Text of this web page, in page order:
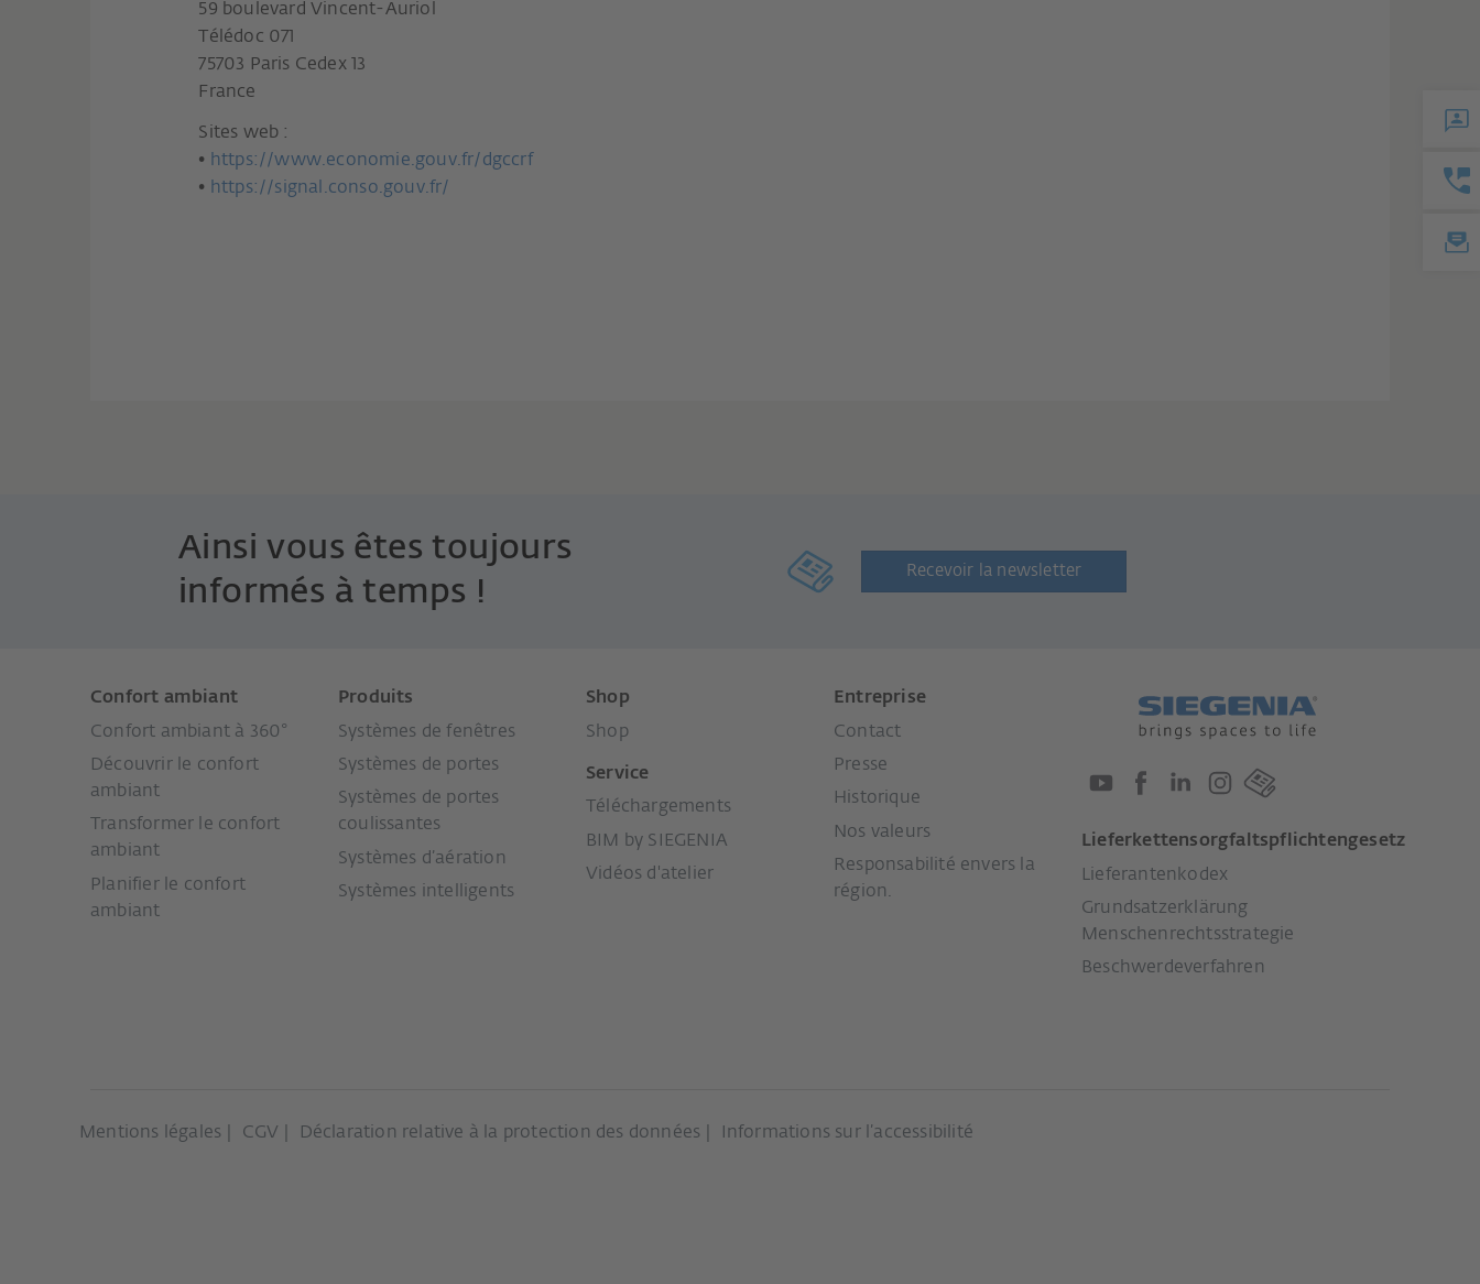
59 boulevard Vincent-Auriol
Télédoc 071
75703 Paris Cedex 13
France
Sites web :
• https://www.economie.gouv.fr/dgccrf
• https://signal.conso.gouv.fr/
Ainsi vous êtes toujours
informés à temps !
Recevoir la newsletter
Confort ambiant
Confort ambiant à 360°
Découvrir le confort
ambiant
Transformer le confort
ambiant
Planifier le confort
ambiant
Produits
Systèmes de fenêtres
Systèmes de portes
Systèmes de portes
coulissantes
Systèmes d’aération
Systèmes intelligents
Shop
Shop
Service
Téléchargements
BIM by SIEGENIA
Vidéos d'atelier
Entreprise
Contact
Presse
Historique
Nos valeurs
Responsabilité envers la
région.
Lieferkettensorgfaltspflichtengesetz
Lieferantenkodex
Grundsatzerklärung
Menschenrechtsstrategie
Beschwerdeverfahren
Mentions légales CGV Déclaration relative à la protection des données Informations sur l’accessibilité